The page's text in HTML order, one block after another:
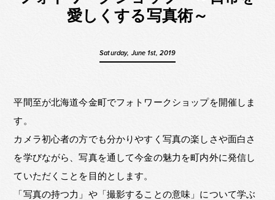
愛しくする写真術～
Saturday, June 1st, 2019
平間至が北海道今金町でフォトワークショップを開催しま
す。
カメラ初心者の方でも分かりやすく写真の楽しさや面白さ
を学びながら、写真を通して今金の魅力を町内外に発信し
ていただくことを目的とします。
「写真の持つ力」や「撮影することの意味」について学ぶ